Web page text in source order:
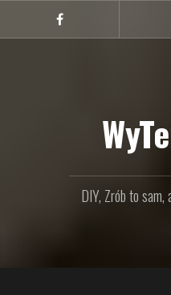
treści
Facebook
DIY, Zrób to sam,